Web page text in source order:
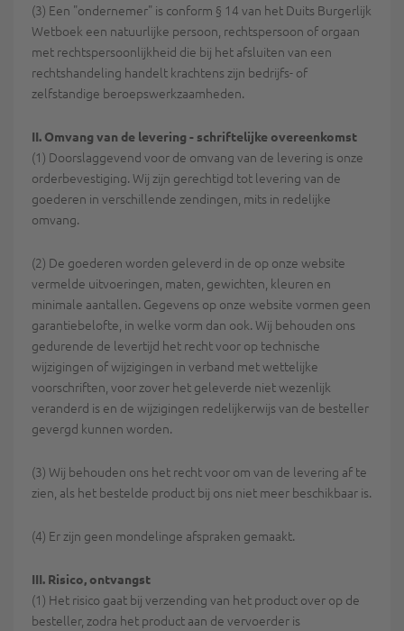
(3) Een "ondernemer" is conform § 14 van het Duits Burgerlijk
Wetboek een natuurlijke persoon, rechtspersoon of orgaan
met rechtspersoonlijkheid die bij het afsluiten van een
rechtshandeling handelt krachtens zijn bedrijfs- of
zelfstandige beroepswerkzaamheden.
II. Omvang van de levering - schriftelijke overeenkomst
(1) Doorslaggevend voor de omvang van de levering is onze
orderbevestiging. Wij zijn gerechtigd tot levering van de
goederen in verschillende zendingen, mits in redelijke
omvang.
(2) De goederen worden geleverd in de op onze website
vermelde uitvoeringen, maten, gewichten, kleuren en
minimale aantallen. Gegevens op onze website vormen geen
garantiebelofte, in welke vorm dan ook. Wij behouden ons
gedurende de levertijd het recht voor op technische
wijzigingen of wijzigingen in verband met wettelijke
voorschriften, voor zover het geleverde niet wezenlijk
veranderd is en de wijzigingen redelijkerwijs van de besteller
gevergd kunnen worden.
(3) Wij behouden ons het recht voor om van de levering af te
zien, als het bestelde product bij ons niet meer beschikbaar is.
(4) Er zijn geen mondelinge afspraken gemaakt.
III. Risico, ontvangst
(1) Het risico gaat bij verzending van het product over op de
besteller, zodra het product aan de vervoerder is